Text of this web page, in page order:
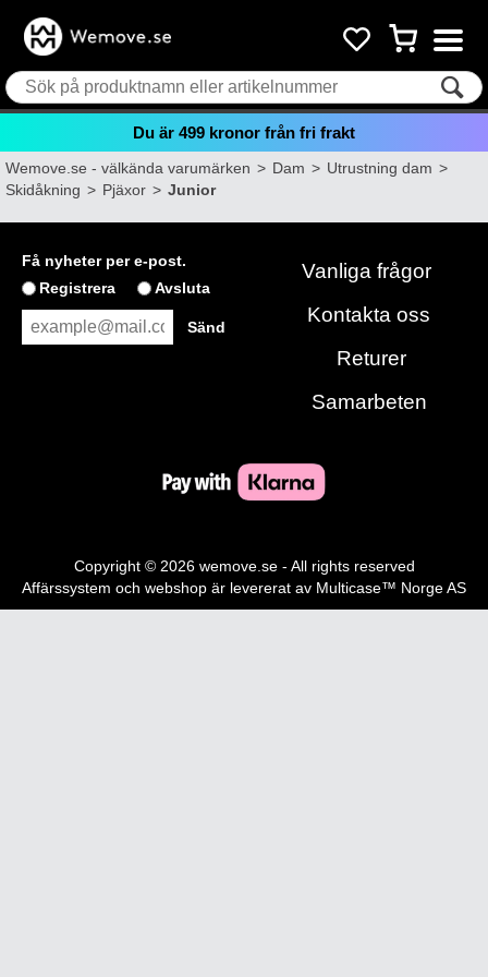
Du är 499 kronor från fri frakt
Wemove.se - välkända varumärken>Dam>Utrustning dam>
Skidåkning>Pjäxor>Junior
Få nyheter per e-post.
Registrera
Avsluta
Vanliga frågor
Kontakta oss
Returer
Samarbeten
Copyright © 2026 wemove.se - All rights reserved
Affärssystem och webshop är levererat av Multicase™ Norge AS